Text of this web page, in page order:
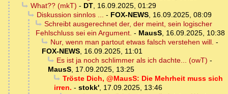
What?? (mkT) - DT, 16.09.2025, 01:29
Diskussion sinnlos ... - FOX-NEWS, 16.09.2025, 08:09
Schreibt ausgerechnet der, der meint, sein logischer
Fehlschluss sei ein Argument. - MausS, 16.09.2025, 10:38
Nur, wenn man partout etwas falsch verstehen will. -
FOX-NEWS, 16.09.2025, 11:01
Es ist ja noch schlimmer als ich dachte... (owT) -
MausS, 17.09.2025, 13:25
Tröste Dich, @MausS: Die Mehrheit muss sich
irren. - stokk', 17.09.2025, 13:46